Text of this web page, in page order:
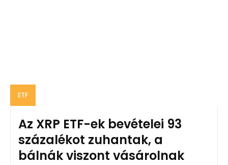
ETF
Az XRP ETF-ek bevételei 93
százalékot zuhantak, a
bálnák viszont vásárolnak